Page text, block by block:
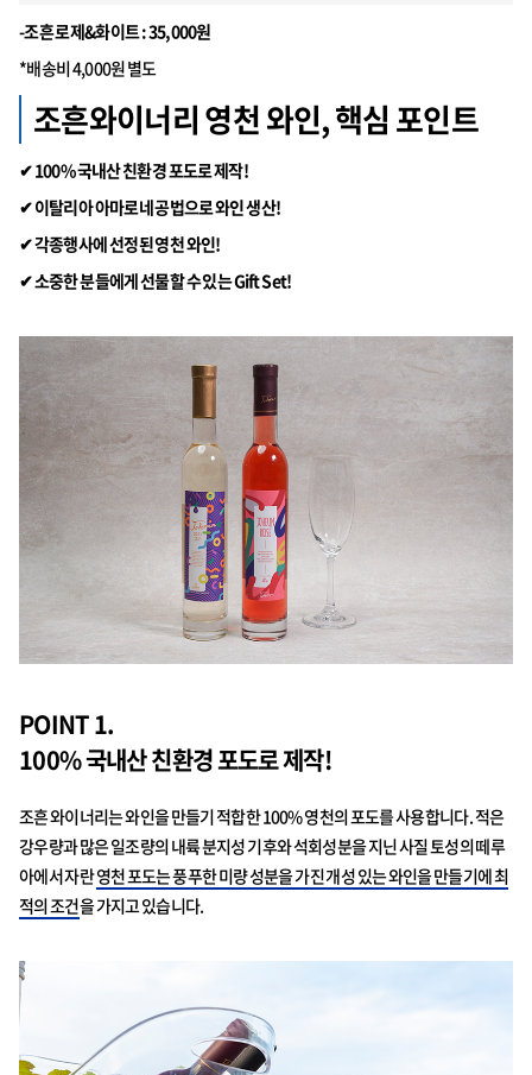
-조흔 로제&화이트 : 35,000원
*배송비 4,000원 별도
조흔와이너리 영천 와인, 핵심 포인트
✔ 100% 국내산 친환경 포도로 제작!
✔ 이탈리아 아마로네 공법으로 와인 생산!
✔ 각종행사에 선정된 영천 와인!
✔ 소중한 분들에게 선물할 수 있는 Gift Set!
POINT 1.
100% 국내산 친환경 포도로 제작!
조흔 와이너리는 와인을 만들기 적합한 100% 영천의 포도를 사용합니다. 적은
강우량과 많은 일조량의 내륙 분지성 기후와 석회성분을 지닌 사질 토성의 떼루
아에서 자란영천 포도는 풍푸한 미량 성분을 가진 개성 있는 와인을 만들기에 최
적의 조건을 가지고 있습니다.